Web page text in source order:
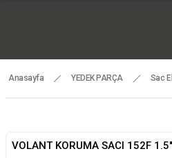
geneli hızlı
İşcinin nefesi , Makinanın
Beygir 3+1 Çapa Makinası
Tüm yedek parçalarda ithalat
temsilcinizle
Anasayfa YEDEK PARÇA Sac
VOLANT KORUMA SACI 152F 1.5''